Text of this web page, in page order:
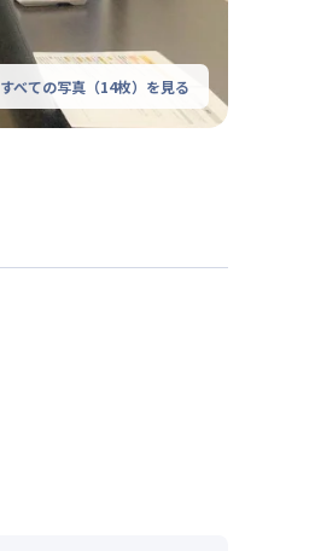
すべての写真（14枚）を見る